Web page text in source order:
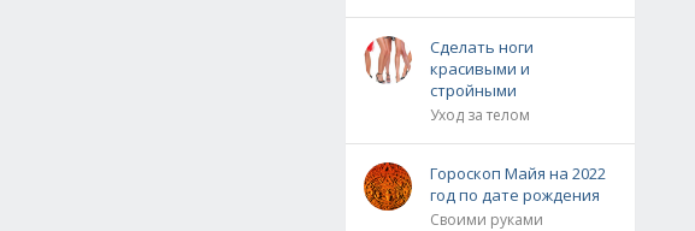
Сделать ноги
красивыми и
стройными
Уход за телом
Гороскоп Майя на 2022
год по дате рождения
Своими руками